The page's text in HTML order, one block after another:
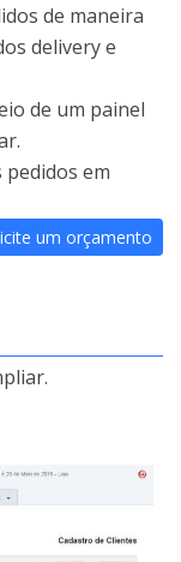
de maneira
delivery e
de um painel
em
um orçamento